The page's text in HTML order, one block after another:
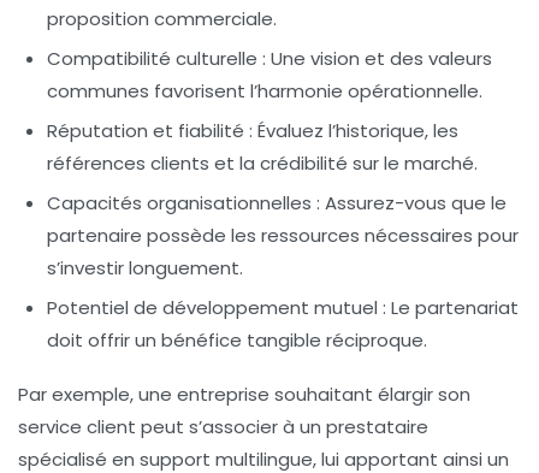
proposition commerciale.
Compatibilité culturelle : Une vision et des valeurs
communes favorisent l’harmonie opérationnelle.
Réputation et fiabilité : Évaluez l’historique, les
références clients et la crédibilité sur le marché.
Capacités organisationnelles : Assurez-vous que le
partenaire possède les ressources nécessaires pour
s’investir longuement.
Potentiel de développement mutuel : Le partenariat
doit offrir un bénéfice tangible réciproque.
Par exemple, une entreprise souhaitant élargir son
service client peut s’associer à un prestataire
spécialisé en support multilingue, lui apportant ainsi un